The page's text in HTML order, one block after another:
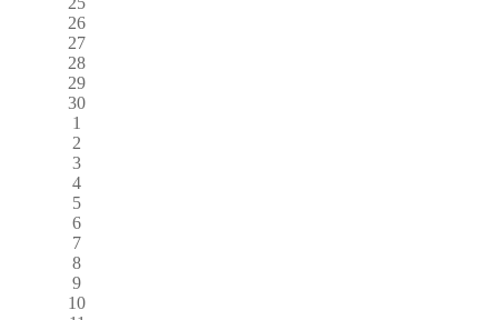
26
27
28
29
30
1
2
3
4
5
6
7
8
9
10